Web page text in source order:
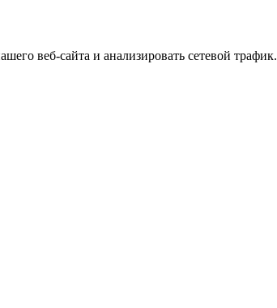
веб-сайта и анализировать сетевой трафик.